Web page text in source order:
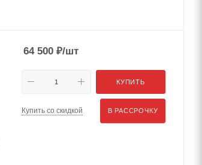
64 500 ₽/шт
КУПИТЬ
Купить со скидкой В РАССРОЧКУ